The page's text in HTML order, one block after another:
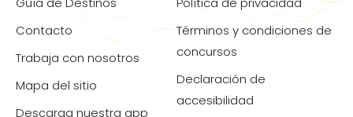
Contacto
Trabaja con nosotros
Mapa del sitio
Descarga nuestra app
Términos y condiciones de
concursos
Declaración de
accesibilidad